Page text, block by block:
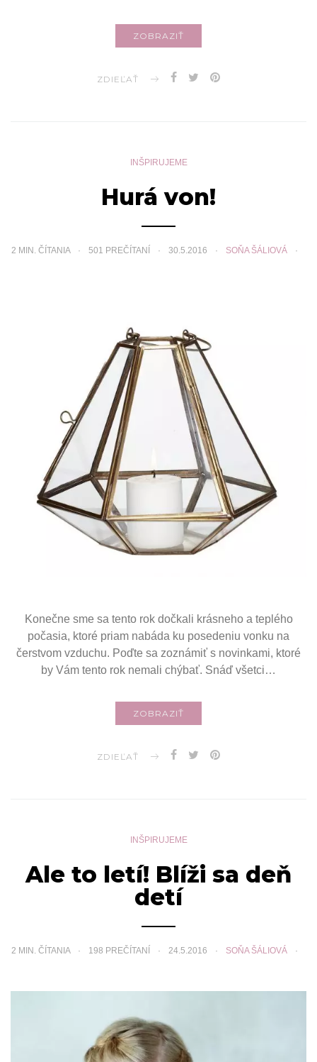
ZOBRAZIŤ
ZDIEĽAŤ
INŠPIRUJEME
Hurá von!
2 MIN. ČÍTANIA 501 PREČÍTANÍ 30.5.2016 SOŇA ŠÁLIOVÁ
Konečne sme sa tento rok dočkali krásneho a teplého
počasia, ktoré priam nabáda ku posedeniu vonku na
čerstvom vzduchu. Poďte sa zoznámiť s novinkami, ktoré
by Vám tento rok nemali chýbať. Snáď všetci…
ZOBRAZIŤ
ZDIEĽAŤ
INŠPIRUJEME
Ale to letí! Blíži sa deň
detí
2 MIN. ČÍTANIA 198 PREČÍTANÍ 24.5.2016 SOŇA ŠÁLIOVÁ